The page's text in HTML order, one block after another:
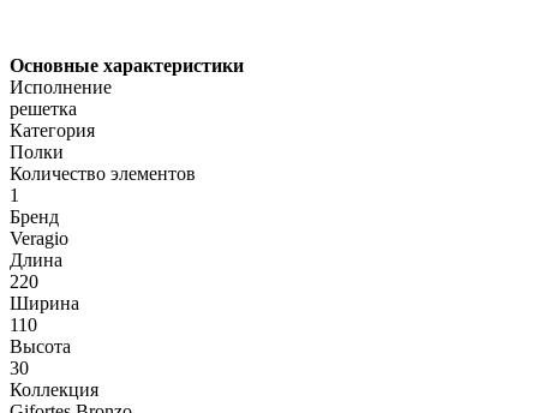
Основные характеристики
Исполнение
решетка
Категория
Полки
Количество элементов
1
Бренд
Veragio
Длина
220
Ширина
110
Высота
30
Коллекция